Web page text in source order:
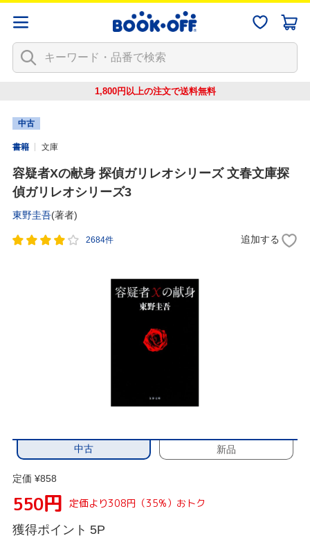
1,800円以上の注文で送料無料
中古
書籍 文庫
容疑者Xの献身 探偵ガリレオシリーズ 文春文庫探
偵ガリレオシリーズ3
東野圭吾(著者)
2684件 追加する
中古 新品
定価 ¥858
550円 定価より308円（35%）おトク
獲得ポイント 5P